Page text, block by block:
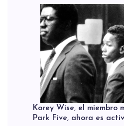
Korey Wise, el miembro
Park Five, ahora es